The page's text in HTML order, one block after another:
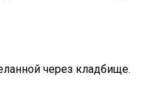
через кладбище.